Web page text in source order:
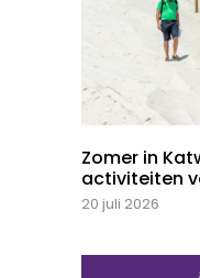
Zomer in
activiteiten
20 juli 2026